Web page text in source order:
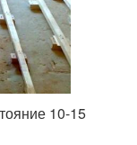
10-15